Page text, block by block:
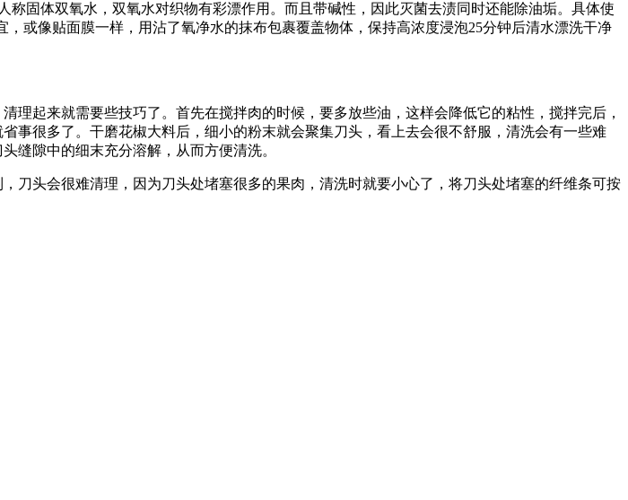
固体双氧水，双氧水对织物有彩漂作用。而且带碱性，因此灭菌去渍同时还能除油垢。具体使
或像贴面膜一样，用沾了氧净水的抹布包裹覆盖物体，保持高浓度浸泡25分钟后清水漂洗干净
起来就需要些技巧了。首先在搅拌肉的时候，要多放些油，这样会降低它的粘性，搅拌完后，
事很多了。干磨花椒大料后，细小的粉末就会聚集刀头，看上去会很不舒服，清洗会有一些难
缝隙中的细末充分溶解，从而方便清洗。
刀头会很难清理，因为刀头处堵塞很多的果肉，清洗时就要小心了，将刀头处堵塞的纤维条可按